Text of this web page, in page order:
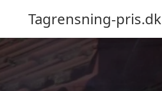
Tagrensning-pris.dk